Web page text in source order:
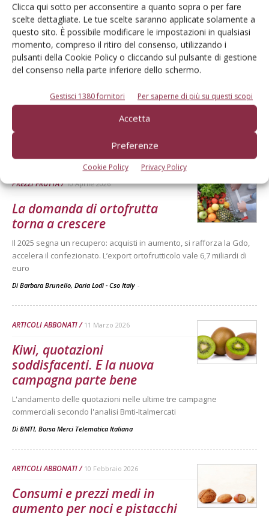
Clicca qui sotto per acconsentire a quanto sopra o per fare
scelte dettagliate. Le tue scelte saranno applicate solamente a
questo sito. È possibile modificare le impostazioni in qualsiasi
momento, compreso il ritiro del consenso, utilizzando i
pulsanti della Cookie Policy o cliccando sul pulsante di gestione
del consenso nella parte inferiore dello schermo.
Gestisci 1380 fornitori Per saperne di più su questi scopi
Accetta
Preferenze
Cookie Policy Privacy Policy
Dalla stessa categoria
ARTICOLI ABBONATI 13 Aprile 2026
Campagna complessa per le
arance
L'andamento delle quotazioni nelle ultime tre campagne
commerciali secondo l'analisi Bmti-Italmercati
BMTI, Borsa Merci Telematica Italiana
PREZZI FRUTTA 10 Aprile 2026
La domanda di ortofrutta
torna a crescere
Il 2025 segna un recupero: acquisti in aumento, si rafforza la Gdo,
accelera il confezionato. L’export ortofrutticolo vale 6,7 miliardi di
euro
Di Barbara Brunello, Daria Lodi - Cso Italy -
ARTICOLI ABBONATI 11 Marzo 2026
Kiwi, quotazioni
soddisfacenti. E la nuova
campagna parte bene
L'andamento delle quotazioni nelle ultime tre campagne
commerciali secondo l'analisi Bmti-Italmercati
Di BMTI, Borsa Merci Telematica Italiana
ARTICOLI ABBONATI 10 Febbraio 2026
Consumi e prezzi medi in
aumento per noci e pistacchi